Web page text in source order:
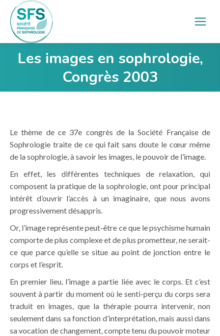
Les images en sophrologie,
Congrès 2003
Le thème de ce 37e congrès de la Société Française de
Sophrologie traite de ce qui fait sans doute le cœur même
de la sophrologie, à savoir les images, le pouvoir de l’image.
En effet, les différentes techniques de relaxation, qui
composent la pratique de la sophrologie, ont pour principal
intérêt d’ouvrir l’accès à un imaginaire, que nous avons
progressivement désappris.
Or, l’image représente peut-être ce que le psychisme humain
comporte de plus complexe et de plus prometteur, ne serait-
ce que parce qu’elle se situe au point de jonction entre le
corps et l’esprit.
En premier lieu, l’image a partie liée avec le corps. Et c’est
souvent à partir du moment où le senti-perçu du corps sera
traduit en images, que la thérapie pourra intervenir, non
seulement dans sa fonction d’interprétation, mais aussi dans
sa vocation de changement, compte tenu du pouvoir moteur